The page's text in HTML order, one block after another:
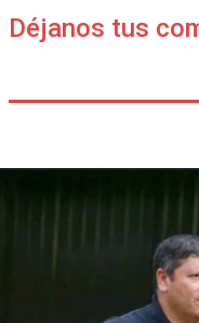
Déjanos tus